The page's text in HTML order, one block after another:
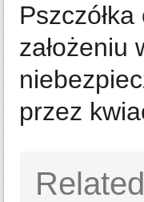
założeniu
przez